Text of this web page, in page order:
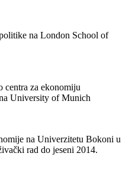
na London School of
centra za ekonomiju
University of Munich
na Univerzitetu Bokoni u
rad do jeseni 2014.